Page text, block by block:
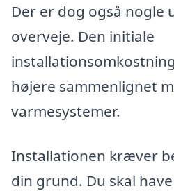
Der er dog også nogle
overveje. Den initiale
højere sammenlignet
varmesystemer.
Installationen kræver
din grund. Du skal